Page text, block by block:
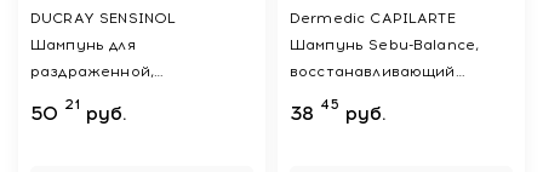
DUCRAY SENSINOL
Шампунь для
раздраженной,
чувствительной кожи
головы 200 мл
50 21 руб.
Dermedic CAPILARTE
Шампунь Sebu-Balance,
восстанавливающий
микробиом кожи головы,
300мл
38 45 руб.